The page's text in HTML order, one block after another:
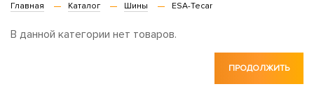
Главная Каталог Шины ESA-Tecar
В данной категории нет товаров.
ПРОДОЛЖИТЬ